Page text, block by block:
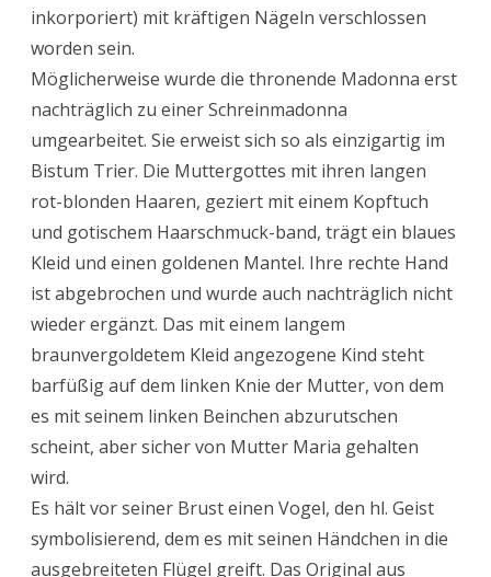
inkorporiert) mit kräftigen Nägeln verschlossen
worden sein.
Möglicherweise wurde die thronende Madonna erst
nachträglich zu einer Schreinmadonna
umgearbeitet. Sie erweist sich so als einzigartig im
Bistum Trier. Die Muttergottes mit ihren langen
rot-blonden Haaren, geziert mit einem Kopftuch
und gotischem Haarschmuck-band, trägt ein blaues
Kleid und einen goldenen Mantel. Ihre rechte Hand
ist abgebrochen und wurde auch nachträglich nicht
wieder ergänzt. Das mit einem langem
braunvergoldetem Kleid angezogene Kind steht
barfüßig auf dem linken Knie der Mutter, von dem
es mit seinem linken Beinchen abzurutschen
scheint, aber sicher von Mutter Maria gehalten
wird.
Es hält vor seiner Brust einen Vogel, den hl. Geist
symbolisierend, dem es mit seinen Händchen in die
ausgebreiteten Flügel greift. Das Original aus